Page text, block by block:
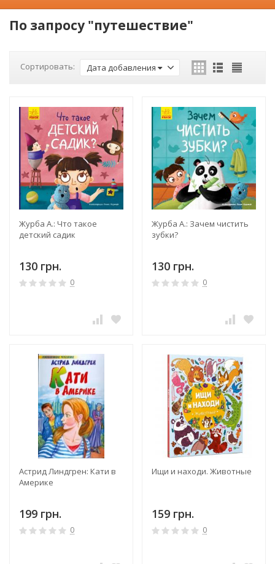
По запросу "путешествие"
Сортировать: Дата добавления
Журба А.: Что такое
детский садик
130 грн.
0
Журба А.: Зачем чистить
зубки?
130 грн.
0
Астрид Линдгрен: Кати в
Америке
199 грн.
0
Ищи и находи. Животные
159 грн.
0